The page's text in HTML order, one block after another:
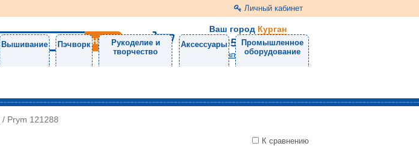
Личный кабинет
Ваш город Курган
8 (3522) 46-05-10
Напишите нам
Вышивание Пэчворк
Рукоделие и
творчество
Аксессуары
Промышленное
оборудование
/ Prym 121288
К сравнению